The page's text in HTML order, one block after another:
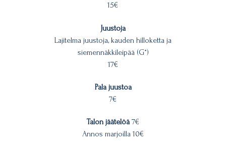
15€
Juustoja
Lajitelma juustoja, kauden hilloketta ja
siemennäkkileipää (G*)
17€
Pala juustoa
7€
Talon jäätelöä 7€
Annos marjoilla 10€